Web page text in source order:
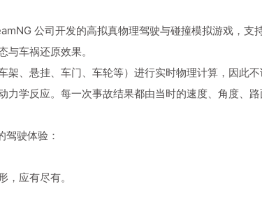
公司开发的高拟真物理驾驶与碰撞模拟游戏，支
车祸还原效果。
、悬挂、车门、车轮等）进行实时物理计算，因此
学反应。每一次事故结果都由当时的速度、角度、
驾驶体验：
，应有尽有。